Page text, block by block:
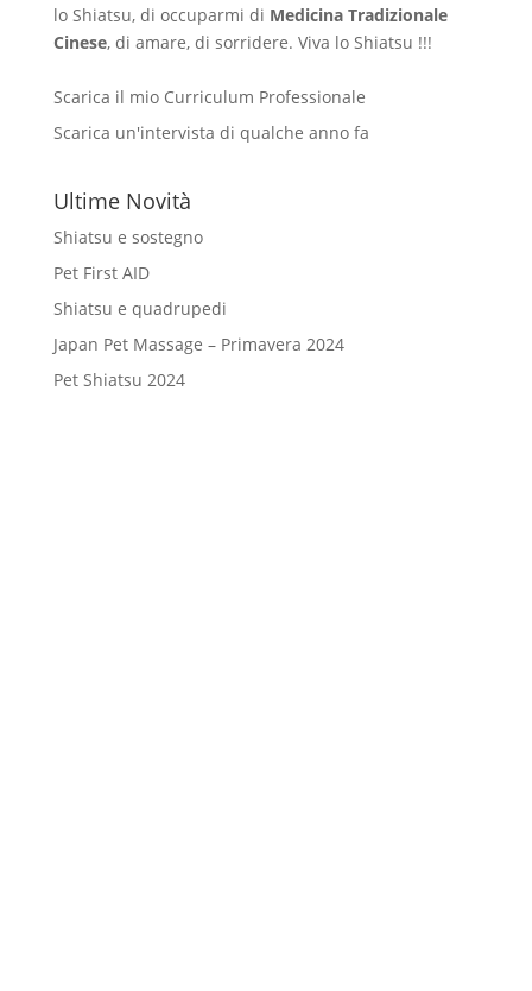
lo Shiatsu, di occuparmi di Medicina Tradizionale
Cinese, di amare, di sorridere. Viva lo Shiatsu !!!
Scarica il mio Curriculum Professionale
Scarica un'intervista di qualche anno fa
Ultime Novità
Shiatsu e sostegno
Pet First AID
Shiatsu e quadrupedi
Japan Pet Massage – Primavera 2024
Pet Shiatsu 2024